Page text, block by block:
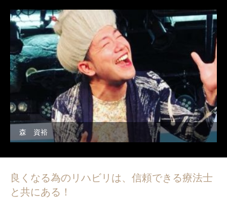
森 資裕
良くなる為のリハビリは、信頼できる療法士
と共にある！